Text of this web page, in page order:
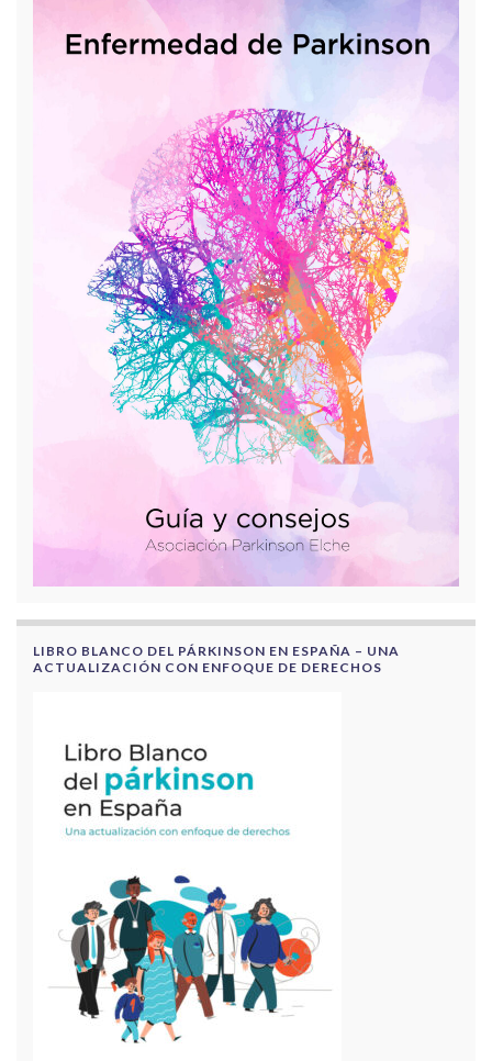
LIBRO BLANCO DEL PÁRKINSON EN ESPAÑA – UNA
ACTUALIZACIÓN CON ENFOQUE DE DERECHOS